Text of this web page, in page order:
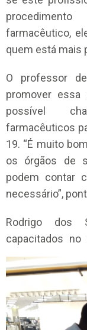
farmacêutico,
quem está mais
O professor
promover essa
possível
farmacêuticos
19. “É muito
os órgãos de
podem contar
necessário”,
Rodrigo dos
capacitados